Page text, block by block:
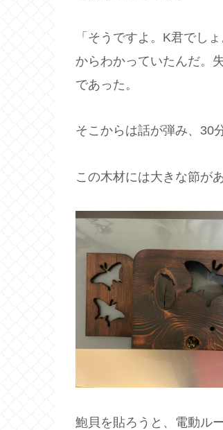
「そうですよ。K君でし
からわかっていたんだ。
であった。
そこからは話が弾み、30
この木材には大きな節が
鮑貝を貼ろうと、電動ル